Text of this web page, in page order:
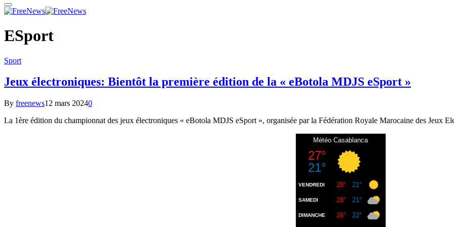
ESport
Sport
Jeux électroniques: Bientôt la première édition de la « eBotola MDJS eSport »
By freenews12 mars 20240
La 1ère édition du championnat des jeux électroniques « eBotola MDJS eSport », organisée par la Fédération Royale Marocaine des Jeux